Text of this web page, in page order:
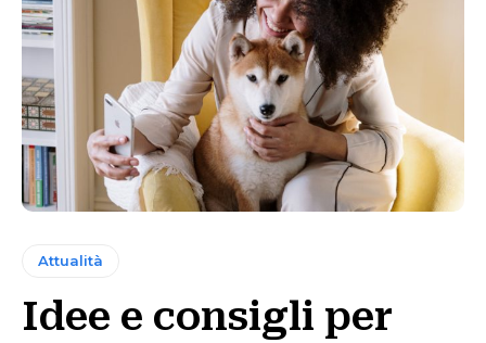
Attualità
Idee e consigli per